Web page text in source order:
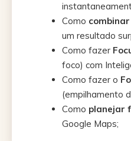
Como
um resultado
Como fazer
foco) com
Como fazer o
(empilhamento
Como planejar
Google Maps;